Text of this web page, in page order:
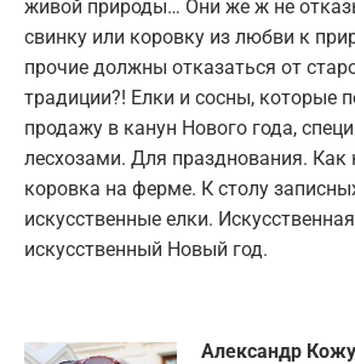
живой природы… Они же ж не
свинку или коровку из любви к
прочие должны отказаться от
традиции?! Елки и сосны, которые
продажу в канун Нового года,
лесхозами. Для празднования. Как
коровка на ферме. К столу
искусственные елки.
искусственный Новый год.
Александр